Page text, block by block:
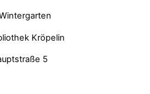
Kröpelin
5